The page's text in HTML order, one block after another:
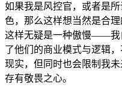
如果我是风控官，或者是
色，那么这样想当然是合
这样无疑是一种傲慢——我
了他们的商业模式与逻辑
现实，但同时也会限制我
存有敬畏之心。